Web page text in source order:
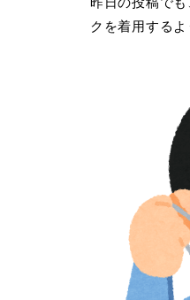
クを着用するよ